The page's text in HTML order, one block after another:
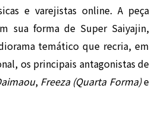
e varejistas online. A peça
sua forma de Super Saiyajin,
temático que recria, em
os principais antagonistas de
, Freeza (Quarta Forma)e